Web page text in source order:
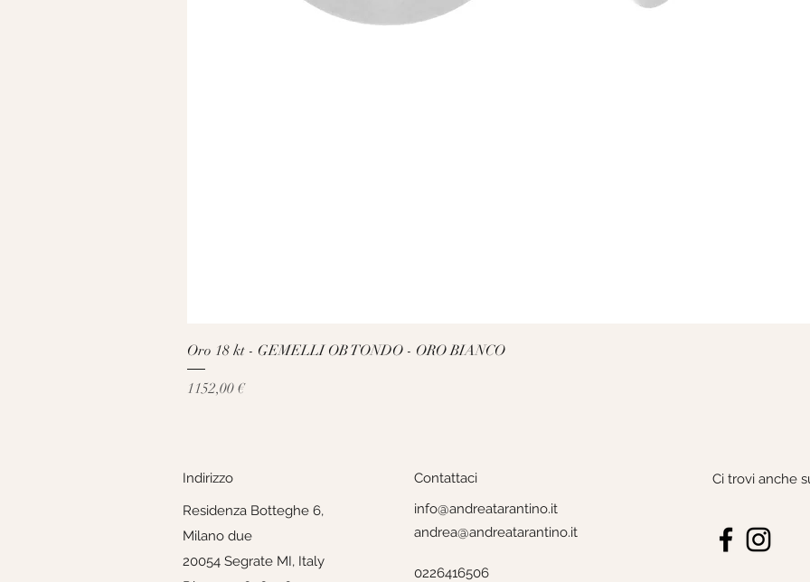
Oro 18 kt - GEMELLI OB TONDO - ORO BIANCO
Prezzo
1152,00 €
Indirizzo
Residenza Botteghe 6,
Milano due
20054 Segrate MI, Italy
Contattaci
info@andreatarantino.it
andrea@andreatarantino.it
0226416506
Ci trovi anche